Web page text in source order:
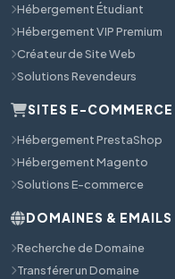
Hébergement Étudiant
Hébergement VIP Premium
Créateur de Site Web
Solutions Revendeurs
SITES E-COMMERCE
Hébergement PrestaShop
Hébergement Magento
Solutions E-commerce
DOMAINES & EMAILS
Recherche de Domaine
Transférer un Domaine